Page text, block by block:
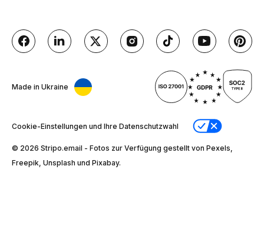
Made in Ukraine
Cookie-Einstellungen und Ihre Datenschutzwahl
© 2026 Stripо.email - Fotos zur Verfügung gestellt von Pexels,
Freepik, Unsplash und Pixabay.